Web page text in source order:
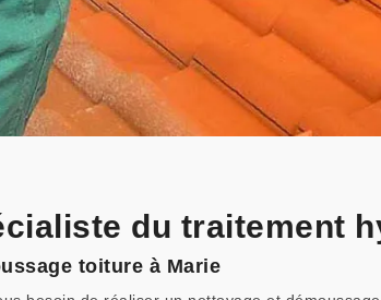
du traitement
toiture à Marie